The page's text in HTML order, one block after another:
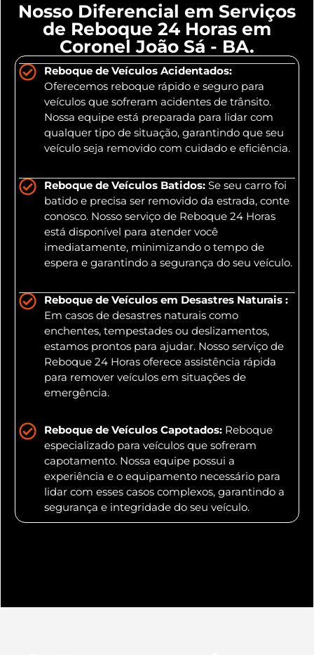
Nosso Diferencial em Serviços
de Reboque 24 Horas em
Coronel João Sá - BA.
Reboque de Veículos Acidentados:
Oferecemos reboque rápido e seguro para
veículos que sofreram acidentes de trânsito.
Nossa equipe está preparada para lidar com
qualquer tipo de situação, garantindo que seu
veículo seja removido com cuidado e eficiência.
Reboque de Veículos Batidos: Se seu carro foi
batido e precisa ser removido da estrada, conte
conosco. Nosso serviço de Reboque 24 Horas
está disponível para atender você
imediatamente, minimizando o tempo de
espera e garantindo a segurança do seu veículo.
Reboque de Veículos em Desastres Naturais :
Em casos de desastres naturais como
enchentes, tempestades ou deslizamentos,
estamos prontos para ajudar. Nosso serviço de
Reboque 24 Horas oferece assistência rápida
para remover veículos em situações de
emergência.
Reboque de Veículos Capotados: Reboque
especializado para veículos que sofreram
capotamento. Nossa equipe possui a
experiência e o equipamento necessário para
lidar com esses casos complexos, garantindo a
segurança e integridade do seu veículo.